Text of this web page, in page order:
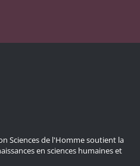
Sciences de l'Homme soutient la
en sciences humaines et